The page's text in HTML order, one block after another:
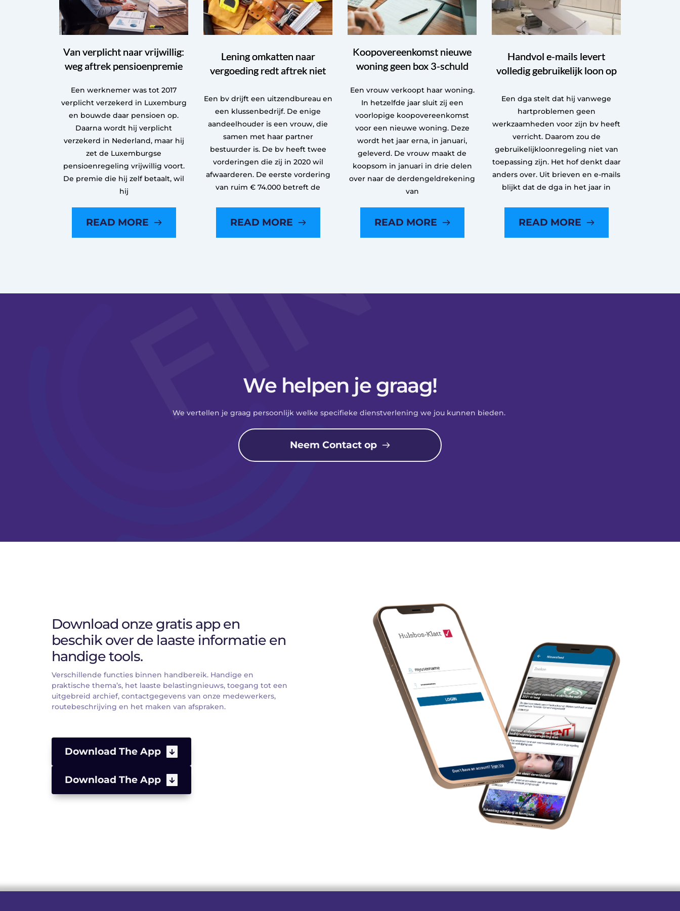
Van verplicht naar vrijwillig:
weg aftrek pensioenpremie
Een werknemer was tot 2017
verplicht verzekerd in Luxemburg
en bouwde daar pensioen op.
Daarna wordt hij verplicht
verzekerd in Nederland, maar hij
zet de Luxemburgse
pensioenregeling vrijwillig voort.
De premie die hij zelf betaalt, wil
hij
READ MORE
Lening omkatten naar
vergoeding redt aftrek niet
Een bv drijft een uitzendbureau en
een klussenbedrijf. De enige
aandeelhouder is een vrouw, die
samen met haar partner
bestuurder is. De bv heeft twee
vorderingen die zij in 2020 wil
afwaarderen. De eerste vordering
van ruim € 74.000 betreft de
READ MORE
Koopovereenkomst nieuwe
woning geen box 3-schuld
Een vrouw verkoopt haar woning.
In hetzelfde jaar sluit zij een
voorlopige koopovereenkomst
voor een nieuwe woning. Deze
wordt het jaar erna, in januari,
geleverd. De vrouw maakt de
koopsom in januari in drie delen
over naar de derdengeldrekening
van
READ MORE
Handvol e-mails levert
volledig gebruikelijk loon op
Een dga stelt dat hij vanwege
hartproblemen geen
werkzaamheden voor zijn bv heeft
verricht. Daarom zou de
gebruikelijkloonregeling niet van
toepassing zijn. Het hof denkt daar
anders over. Uit brieven en e-mails
blijkt dat de dga in het jaar in
READ MORE
We helpen je graag!
We vertellen je graag persoonlijk welke specifieke dienstverlening we jou kunnen bieden.
Neem Contact op
Download onze gratis app en
beschik over de laaste informatie en
handige tools.
Verschillende functies binnen handbereik. Handige en
praktische thema’s, het laaste belastingnieuws, toegang tot een
uitgebreid archief, contactgegevens van onze medewerkers,
routebeschrijving en het maken van afspraken.
Download The App
Download The App